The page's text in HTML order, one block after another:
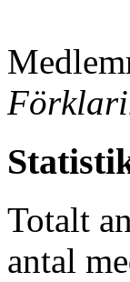
Totalt
antal